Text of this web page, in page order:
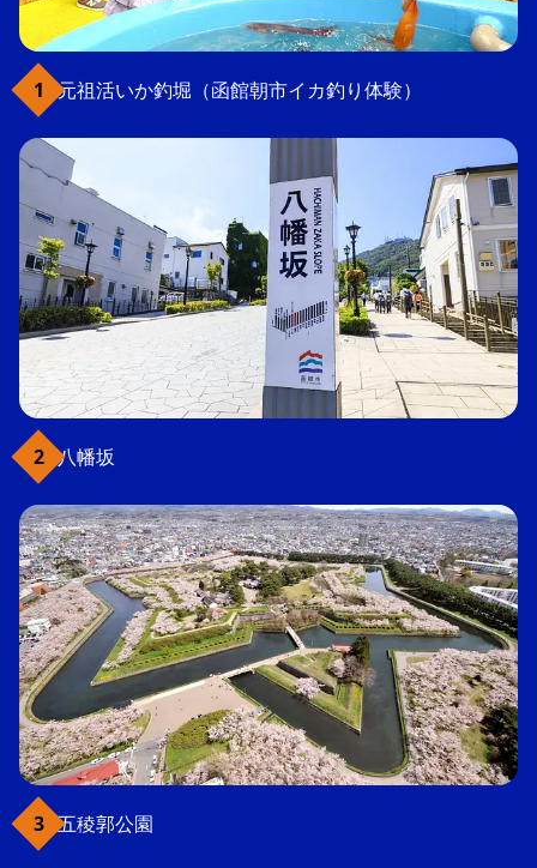
元祖活いか釣堀（函館朝市イカ釣り体験）
八幡坂
五稜郭公園